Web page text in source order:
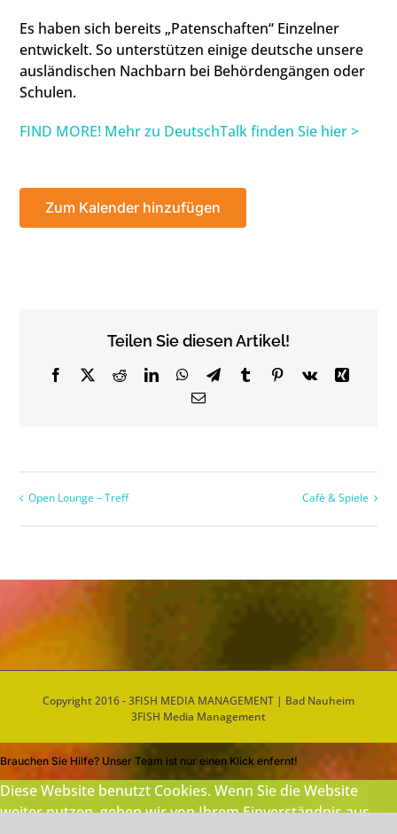
Es haben sich bereits „Patenschaften“ Einzelner
entwickelt. So unterstützen einige deutsche unsere
ausländischen Nachbarn bei Behördengängen oder
Schulen.
FIND MORE! Mehr zu DeutschTalk finden Sie hier >
Zum Kalender hinzufügen
Teilen Sie diesen Artikel!
Facebook
X RedditLinkedInWhatsApp
TelegramTumblrPinterest
Vk
Xing
Email
Open Lounge – Treff Cafè & Spiele
Copyright 2016 - 3FISH MEDIA MANAGEMENT | Bad Nauheim
3FISH Media Management
Brauchen Sie Hilfe? Unser Team ist nur einen Klick enfernt!
Diese Website benutzt Cookies. Wenn Sie die Website
weiter nutzen, gehen wir von Ihrem Einverständnis aus.